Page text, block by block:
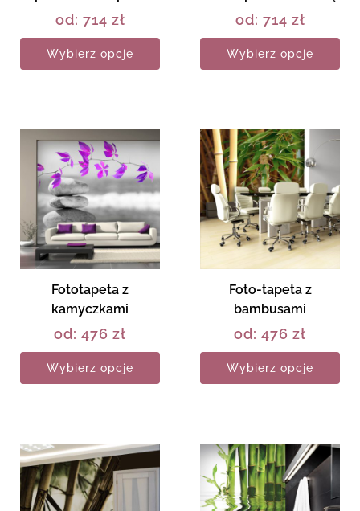
od: 714 zł
Wybierz opcje
od: 714 zł
Wybierz opcje
Fototapeta z
kamyczkami
od: 476 zł
Wybierz opcje
Foto-tapeta z
bambusami
od: 476 zł
Wybierz opcje